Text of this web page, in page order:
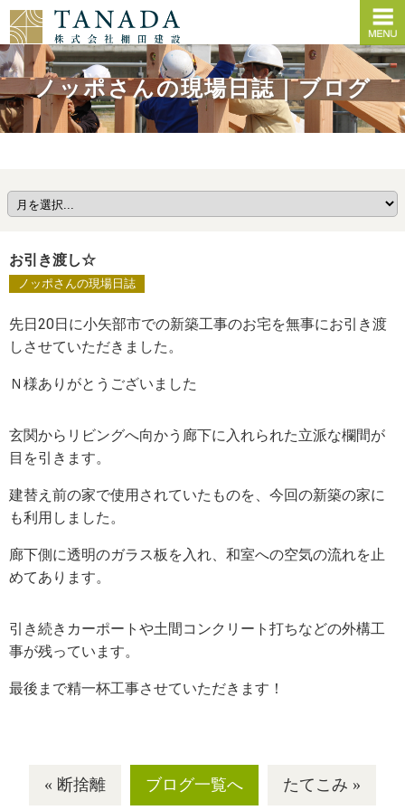
ノッポさんの現場日誌｜ブログ
お引き渡し☆
ノッポさんの現場日誌
先日20日に小矢部市での新築工事のお宅を無事にお引き渡
しさせていただきました。
Ｎ様ありがとうございました
玄関からリビングへ向かう廊下に入れられた立派な欄間が
目を引きます。
建替え前の家で使用されていたものを、今回の新築の家に
も利用しました。
廊下側に透明のガラス板を入れ、和室への空気の流れを止
めてあります。
引き続きカーポートや土間コンクリート打ちなどの外構工
事が残っています。
最後まで精一杯工事させていただきます！
« 断捨離 ブログ一覧へ たてこみ »